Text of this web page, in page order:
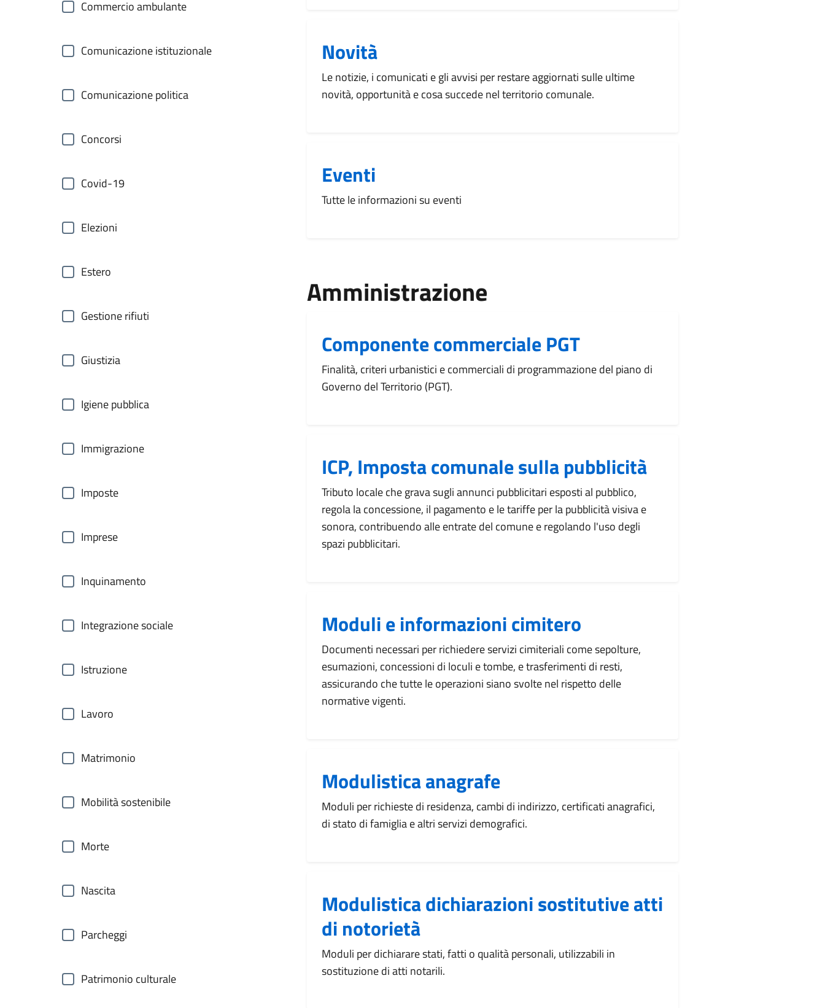
Commercio ambulante
Comunicazione istituzionale
Comunicazione politica
Concorsi
Covid-19
Elezioni
Estero
Gestione rifiuti
Giustizia
Igiene pubblica
Immigrazione
Imposte
Imprese
Inquinamento
Integrazione sociale
Istruzione
Lavoro
Matrimonio
Mobilità sostenibile
Morte
Nascita
Parcheggi
Patrimonio culturale
Novità
Le notizie, i comunicati e gli avvisi per restare aggiornati sulle ultime
novità, opportunità e cosa succede nel territorio comunale.
Eventi
Tutte le informazioni su eventi
Amministrazione
Componente commerciale PGT
Finalità, criteri urbanistici e commerciali di programmazione del piano di
Governo del Territorio (PGT).
ICP, Imposta comunale sulla pubblicità
Tributo locale che grava sugli annunci pubblicitari esposti al pubblico,
regola la concessione, il pagamento e le tariffe per la pubblicità visiva e
sonora, contribuendo alle entrate del comune e regolando l'uso degli
spazi pubblicitari.
Moduli e informazioni cimitero
Documenti necessari per richiedere servizi cimiteriali come sepolture,
esumazioni, concessioni di loculi e tombe, e trasferimenti di resti,
assicurando che tutte le operazioni siano svolte nel rispetto delle
normative vigenti.
Modulistica anagrafe
Moduli per richieste di residenza, cambi di indirizzo, certificati anagrafici,
di stato di famiglia e altri servizi demografici.
Modulistica dichiarazioni sostitutive atti
di notorietà
Moduli per dichiarare stati, fatti o qualità personali, utilizzabili in
sostituzione di atti notarili.